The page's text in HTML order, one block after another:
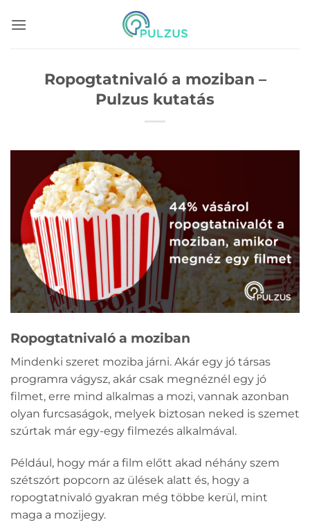
Ropogtatnivaló a moziban –
Pulzus kutatás
Ropogtatnivaló a moziban
Mindenki szeret moziba járni. Akár egy jó társas
programra vágysz, akár csak megnéznél egy jó
filmet, erre mind alkalmas a mozi, vannak azonban
olyan furcsaságok, melyek biztosan neked is szemet
szúrtak már egy-egy filmezés alkalmával.
Például, hogy már a film előtt akad néhány szem
szétszórt popcorn az ülések alatt és, hogy a
ropogtatnivaló gyakran még többe kerül, mint
maga a mozijegy.